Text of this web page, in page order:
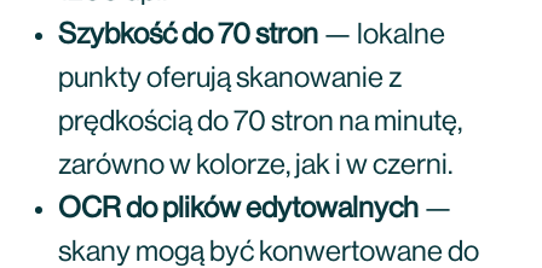
Szybkość do 70 stron — lokalne
punkty oferują skanowanie z
prędkością do 70 stron na minutę,
zarówno w kolorze, jak i w czerni.
OCR do plików edytowalnych —
skany mogą być konwertowane do